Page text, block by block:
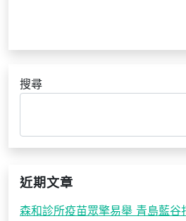
搜尋
近期文章
森和診所疫苗眾擎易舉 青島藍谷